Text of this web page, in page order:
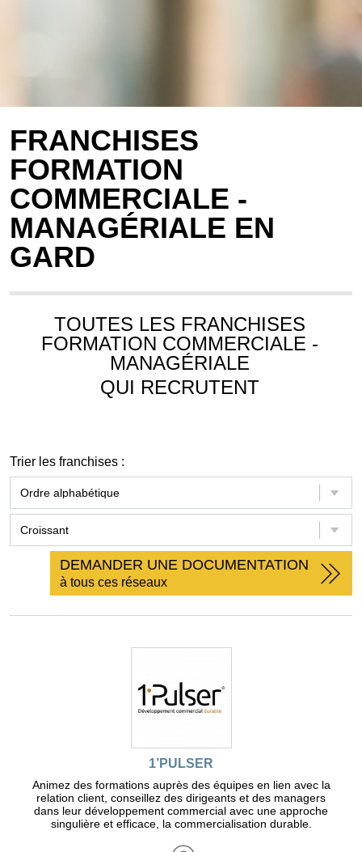
FRANCHISES
FORMATION
COMMERCIALE -
MANAGÉRIALE EN
GARD
TOUTES LES FRANCHISES
FORMATION COMMERCIALE -
MANAGÉRIALE
QUI RECRUTENT
Trier les franchises :
DEMANDER UNE DOCUMENTATION
à tous ces réseaux
1’PULSER
Animez des formations auprès des équipes en lien avec la
relation client, conseillez des dirigeants et des managers
dans leur développement commercial avec une approche
singulière et efficace, la commercialisation durable.